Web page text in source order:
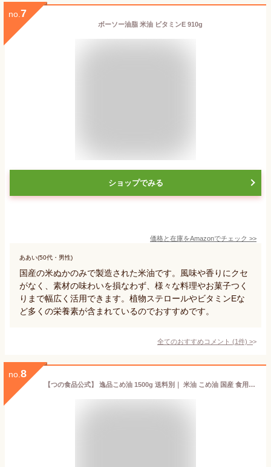
no. 7
ボーソー油脂 米油 ビタミンE 910g
ショップでみる
価格と在庫をAmazonでチェック >>
ああい(50代・男性)
国産の米ぬかのみで製造された米油です。風味や香りにクセ
がなく、素材の味わいを損なわず、様々な料理やお菓子つく
りまで幅広く活用できます。植物ステロールやビタミンEな
ど多くの栄養素が含まれているのでおすすめです。
全てのおすすめコメント (1件) >
no. 8
【つの食品公式】 逸品こめ油 1500g 送料別｜ 米油 こめ油 国産 食用油 油 揚げ物 調味料 健康 米ぬか 胚芽油 オリザノール ビタミンE 環境配慮 環境にやさしい 築野食品 TSUNO